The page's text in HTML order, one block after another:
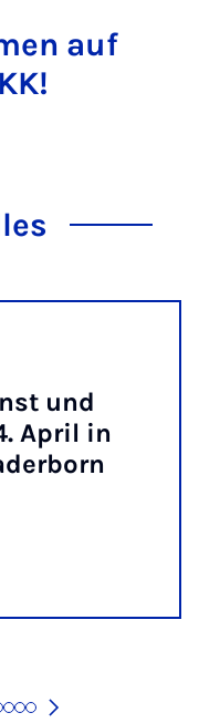
auf
und
April in